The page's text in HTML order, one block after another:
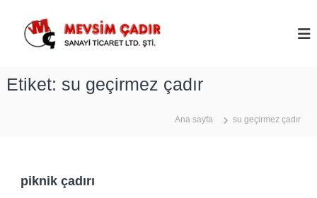
i
Ç
Etiket: su geçirmez çadır
Ana sayfa su geçirmez çadır
piknik çadırı